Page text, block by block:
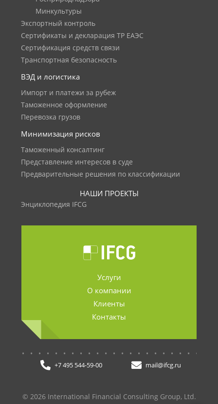
Минкультуры
Экспортный контроль
Сертификаты и декларация ТР ЕАЭС
Сертификация средств связи
Транспортная безопасность
ВЭД и логистика
Импорт и платежи за рубеж
Таможенное оформление
Перевозка грузов
Минимизация рисков
Таможенный консалтинг
Представление интересов в суде
Предварительные решения по классификации
НАШИ ПРОЕКТЫ
Энциклопедия IFCG
Услуги
О компании
Клиенты
Контакты
+7 495 544-59-00 mail@ifcg.ru
© 2026 International Financial Consulting Group, Ltd.